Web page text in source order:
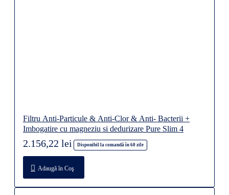
Filtru Anti-Particule & Anti-Clor & Anti- Bacterii +
Imbogatire cu magneziu si dedurizare Pure Slim 4
Disponibil la comandă în 60 zile
2.156,22 lei
Adaugă în Coş